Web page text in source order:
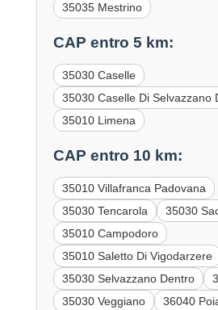
35035 Mestrino
CAP entro 5 km:
35030 Caselle
35030 Caselle Di Selvazzano
35010 Limena
CAP entro 10 km:
35010 Villafranca Padovana
35030 Tencarola
35030
35010 Campodoro
35010 Saletto Di Vigodarzere
35030 Selvazzano Dentro
35030 Veggiano
36040